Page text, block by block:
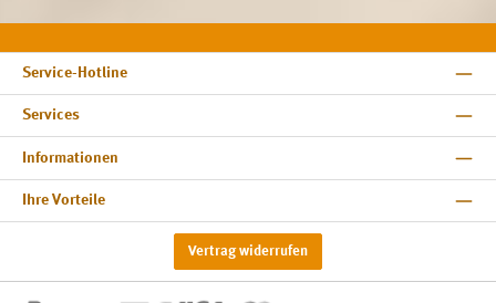
Service-Hotline
Services
Informationen
Ihre Vorteile
Vertrag widerrufen